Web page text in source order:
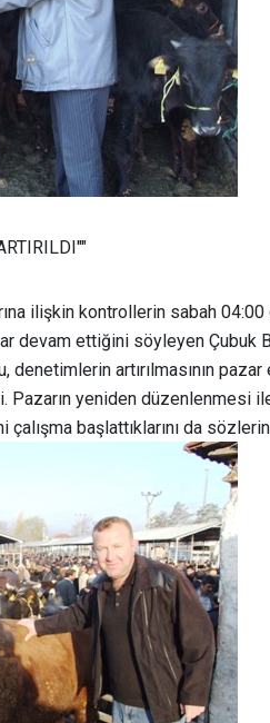
ilişkin kontrollerin sabah 04:00
devam ettiğini söyleyen Çubuk
artırılmasının pazar
Pazarın yeniden düzenlenmesi
çalışma başlattıklarını da